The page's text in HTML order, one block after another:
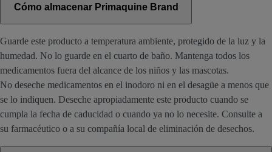
Cómo almacenar Primaquine Brand
Guarde este producto a temperatura ambiente, protegido de la luz y la
humedad. No lo guarde en el cuarto de baño. Mantenga todos los
medicamentos fuera del alcance de los niños y las mascotas.
No deseche medicamentos en el inodoro ni en el desagüe a menos que
se lo indiquen. Deseche apropiadamente este producto cuando se
cumpla la fecha de caducidad o cuando ya no lo necesite. Consulte a
su farmacéutico o a su compañía local de eliminación de desechos.